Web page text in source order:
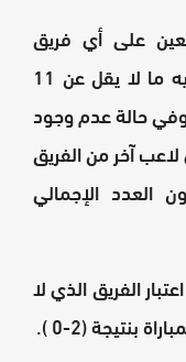
على أي فريق
بالمسابقة خوض المباراة إذا كان لديه ما لا يقل عن 11
وفي حالة عدم وجود
آخر من الفريق
العدد الإجمالي
الفريق الذي لا